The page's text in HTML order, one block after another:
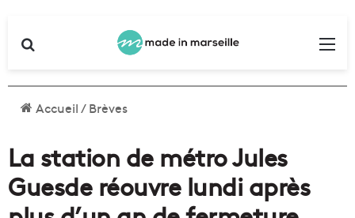
Accueil/Brèves
La station de métro Jules
Guesde réouvre lundi après